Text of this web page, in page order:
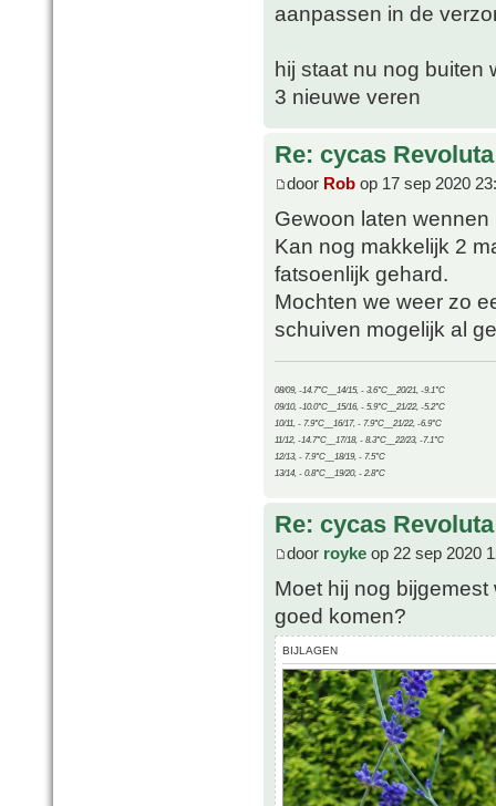
aanpassen in de
hij staat nu nog
3 nieuwe veren
Re: cycas Revoluta
door Rob op 17 sep 2020
Gewoon laten wennen
Kan nog makkelijk 2
fatsoenlijk gehard.
Mochten we weer zo
schuiven mogelijk al
08/09, -14.7°C__14/15, - 3.6°C__20/21, -9.1°C
09/10, -10.0°C__15/16, - 5.9°C__21/22, -5.2°C
10/11, - 7.9°C__16/17, - 7.9°C__21/22, -6.9°C
11/12, -14.7°C__17/18, - 8.3°C__22/23, -7.1°C
12/13, - 7.9°C__18/19, - 7.5°C
13/14, - 0.8°C__19/20, - 2.8°C
Re: cycas Revoluta
door royke op 22 sep 2020
Moet hij nog
goed komen?
BIJLAGEN